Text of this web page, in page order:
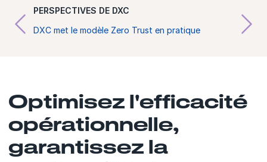
PERSPECTIVES DE DXC
DXC met le modèle Zero Trust en pratique
Optimisez l'efficacité
opérationnelle,
garantissez la